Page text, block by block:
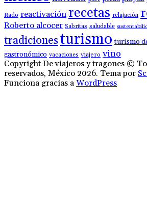
Rado reactivación recetas relajación
Roberto alcocer Sabritas saludable
tradicionesturismo turismo
gastronómico vacaciones viajero vino
Copyright De viajeros y tragones ©
reservados, México 2026. Tema por
Funciona gracias a WordPress